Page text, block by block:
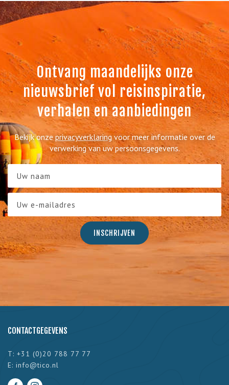
Ontvang maandelijks onze
nieuwsbrief vol reisinspiratie,
verhalen en aanbiedingen
Bekijk onzeprivacyverklaringvoor meer informatie over de
verwerking van uw persoonsgegevens.
CONTACTGEGEVENS
T: +31 (0)20 788 77 77
E: info@tico.nl